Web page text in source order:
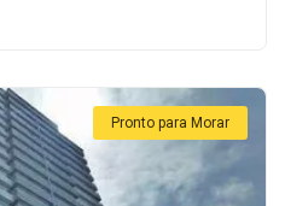
Pronto para Morar